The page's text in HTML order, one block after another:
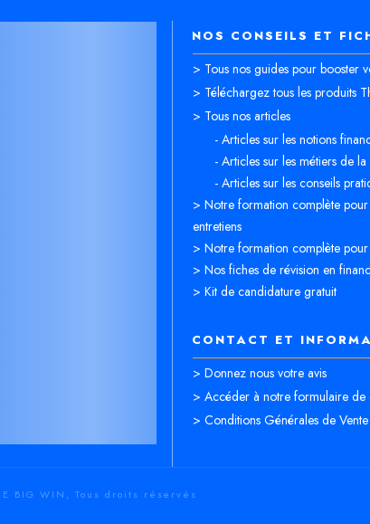
NOS CONSEILS ET
> Tous nos guides pour booster
> Téléchargez tous les produits
> Tous nos articles
- Articles sur les notions
- Articles sur les métiers de
- Articles sur les conseils
> Notre formation complète pour
entretiens
> Notre formation complète
> Nos fiches de révision en
> Kit de candidature gratuit
CONTACT ET
> Donnez nous votre avis
> Accéder à notre formulaire de
> Conditions Générales de Vente
BIG WIN , Tous droits réservés